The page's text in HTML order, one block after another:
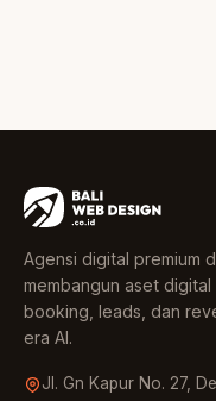
Agensi digital premium
membangun aset
booking, leads, dan
era AI.
Jl. Gn Kapur No. 27,